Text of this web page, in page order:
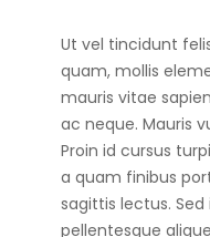
Ut vel tincidunt
quam, mollis
mauris vitae
ac neque. Mauris
Proin id cursus
a quam finibus
sagittis lectus.
pellentesque